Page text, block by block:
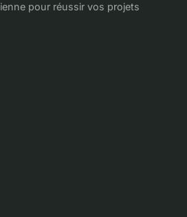
pour réussir vos projets